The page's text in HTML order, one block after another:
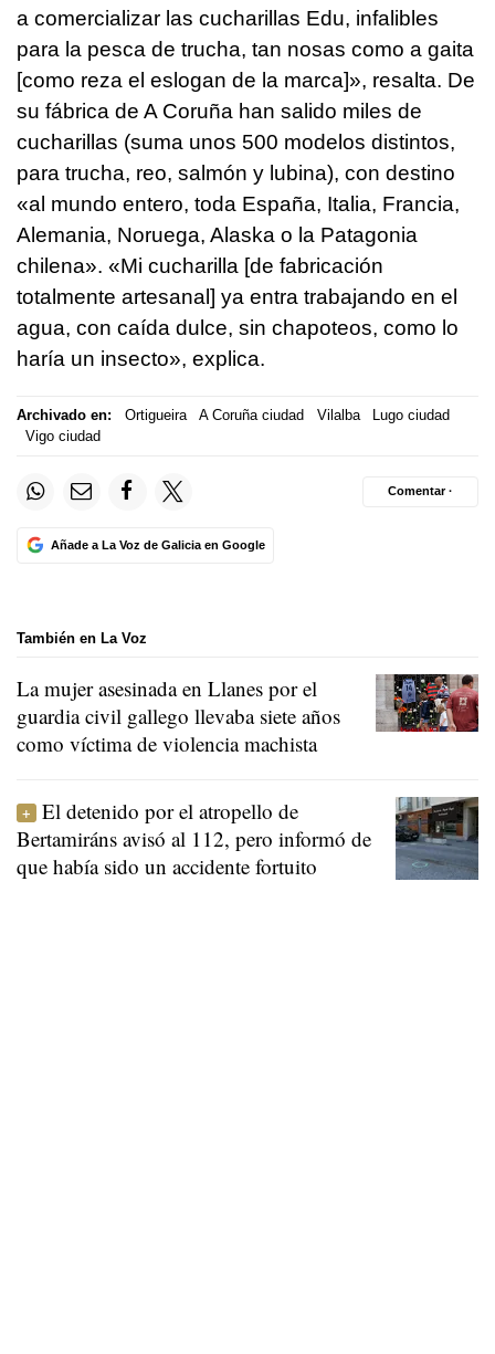
a comercializar las cucharillas Edu, infalibles
para la pesca de trucha, tan nosas como a gaita
[como reza el eslogan de la marca]», resalta. De
su fábrica de A Coruña han salido miles de
cucharillas (suma unos 500 modelos distintos,
para trucha, reo, salmón y lubina), con destino
«al mundo entero, toda España, Italia, Francia,
Alemania, Noruega, Alaska o la Patagonia
chilena». «Mi cucharilla [de fabricación
totalmente artesanal] ya entra trabajando en el
agua, con caída dulce, sin chapoteos, como lo
haría un insecto», explica.
Archivado en: Ortigueira A Coruña ciudad Vilalba
Lugo ciudad
Vigo ciudad
Añade a La Voz de Galicia en Google
Comentar ·
También en La Voz
La mujer asesinada en Llanes por el
guardia civil gallego llevaba siete años
como víctima de violencia machista
El detenido por el atropello de
Bertamiráns avisó al 112, pero informó de
que había sido un accidente fortuito